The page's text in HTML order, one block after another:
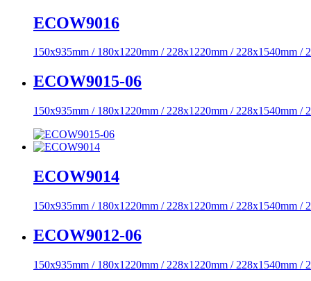
ECOW9016
150x935mm / 180x1220mm / 228x1220mm / 228x1540mm /
ECOW9015-06
150x935mm / 180x1220mm / 228x1220mm / 228x1540mm /
ECOW9014
150x935mm / 180x1220mm / 228x1220mm / 228x1540mm /
ECOW9012-06
150x935mm / 180x1220mm / 228x1220mm / 228x1540mm /